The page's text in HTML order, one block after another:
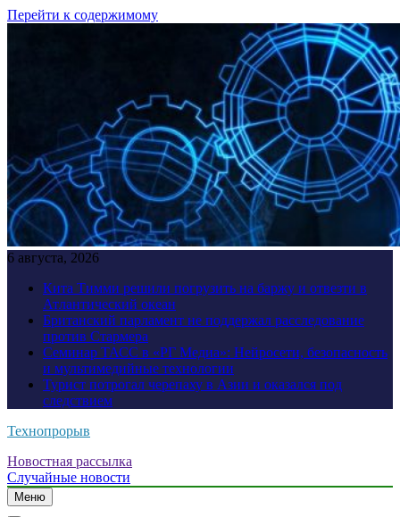
Перейти к содержимому
6 августа, 2026
Кита Тимми решили погрузить на баржу и отвезти в
Атлантический океан
Британский парламент не поддержал расследование
против Стармера
Семинар ТАСС в «РГ Медиа»: Нейросети, безопасность
и мультимедийные технологии
Турист потрогал черепаху в Азии и оказался под
следствием
Технопрорыв
Новостная рассылка
Случайные новости
Меню